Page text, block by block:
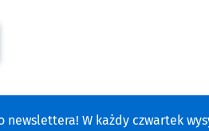
karcie
newslettera! W każdy czwartek